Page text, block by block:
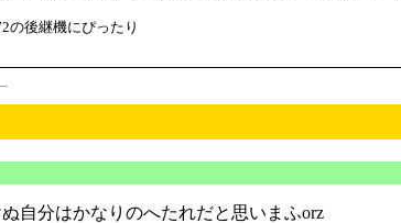
の後継機にぴったり
自分はかなりのへたれだと思いまふorz